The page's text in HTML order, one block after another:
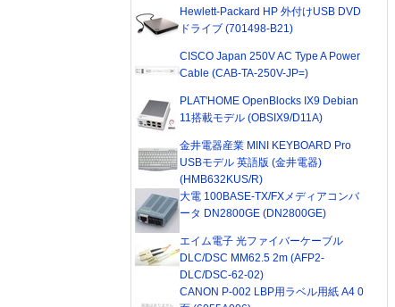
Hewlett-Packard HP 外付けUSB DVD
ドライブ (701498-B21)
CISCO Japan 250V AC Type A Power
Cable (CAB-TA-250V-JP=)
PLAT'HOME OpenBlocks IX9 Debian
11搭載モデル (OBSIX9/D11A)
金井電器産業 MINI KEYBOARD Pro
USBモデル 英語版 (金井電器)
(HMB632KUS/R)
大電 100BASE-TX/FXメディアコンバ
ータ DN2800GE (DN2800GE)
エイム電子 光ファイバーケーブル
DLC/DSC MM62.5 2m (AFP2-
DLC/DSC-62-02)
CANON P-002 LBP用ラベル用紙 A4 0